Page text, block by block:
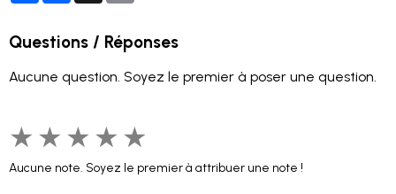
Questions / Réponses
Aucune question. Soyez le premier à poser une question.
★ ★ ★ ★ ★
Aucune note. Soyez le premier à attribuer une note !